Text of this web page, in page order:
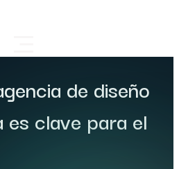
de diseño
clave para el